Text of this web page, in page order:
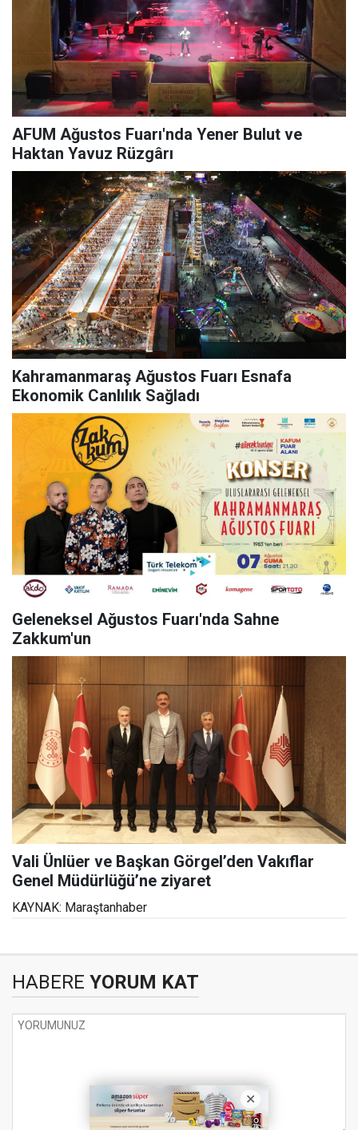
AFUM Ağustos Fuarı'nda Yener Bulut ve
Haktan Yavuz Rüzgârı
Kahramanmaraş Ağustos Fuarı Esnafa
Ekonomik Canlılık Sağladı
Geleneksel Ağustos Fuarı'nda Sahne
Zakkum'un
Vali Ünlüer ve Başkan Görgel’den Vakıflar
Genel Müdürlüğü’ne ziyaret
KAYNAK: Maraştanhaber
HABERE YORUM KAT